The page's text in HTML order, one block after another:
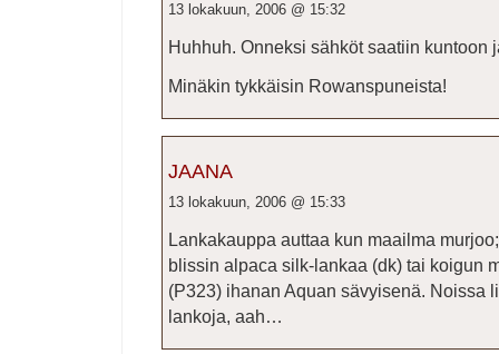
13 lokakuun, 2006 @ 15:32
Huhhuh. Onneksi sähköt saatiin kuntoon
Minäkin tykkäisin Rowanspuneista!
JAANA
13 lokakuun, 2006 @ 15:33
Lankakauppa auttaa kun maailma
blissin alpaca silk-lankaa (dk) tai koigun
(P323) ihanan Aquan sävyisenä. Noissa
lankoja, aah…